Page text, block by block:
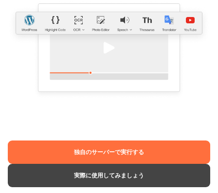
独自のサーバーで実行する
実際に使用してみましょう